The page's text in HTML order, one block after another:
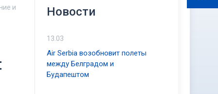
и Новости
13.03
Air Serbia возобновит полеты
между Белградом и
Будапештом